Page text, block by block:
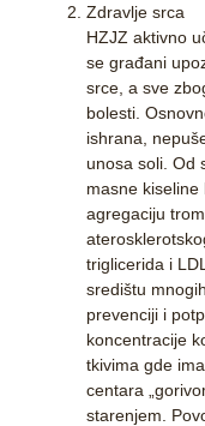
Zdravlje srca
HZJZ aktivno
se građani
srce, a sve
bolesti.
ishrana,
unosa soli. Od
masne kiseline
agregaciju
triglicerida i
središtu
prevenciji i
koncentracije
tkivima gde
centara
starenjem.